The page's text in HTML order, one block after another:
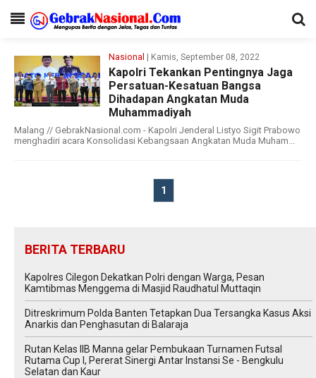
Nasional | Kamis, September 08, 2022
Kapolri Tekankan Pentingnya Jaga
Persatuan-Kesatuan Bangsa
Dihadapan Angkatan Muda
Muhammadiyah
Malang // GebrakNasional.com - Kapolri Jenderal Listyo Sigit Prabowo
menghadiri acara Konsolidasi Kebangsaan Angkatan Muda Muham...
1
BERITA TERBARU
Kapolres Cilegon Dekatkan Polri dengan Warga, Pesan
Kamtibmas Menggema di Masjid Raudhatul Muttaqin
Ditreskrimum Polda Banten Tetapkan Dua Tersangka Kasus Aksi
Anarkis dan Penghasutan di Balaraja
Rutan Kelas IIB Manna gelar Pembukaan Turnamen Futsal
Rutama Cup I, Pererat Sinergi Antar Instansi Se - Bengkulu
Selatan dan Kaur